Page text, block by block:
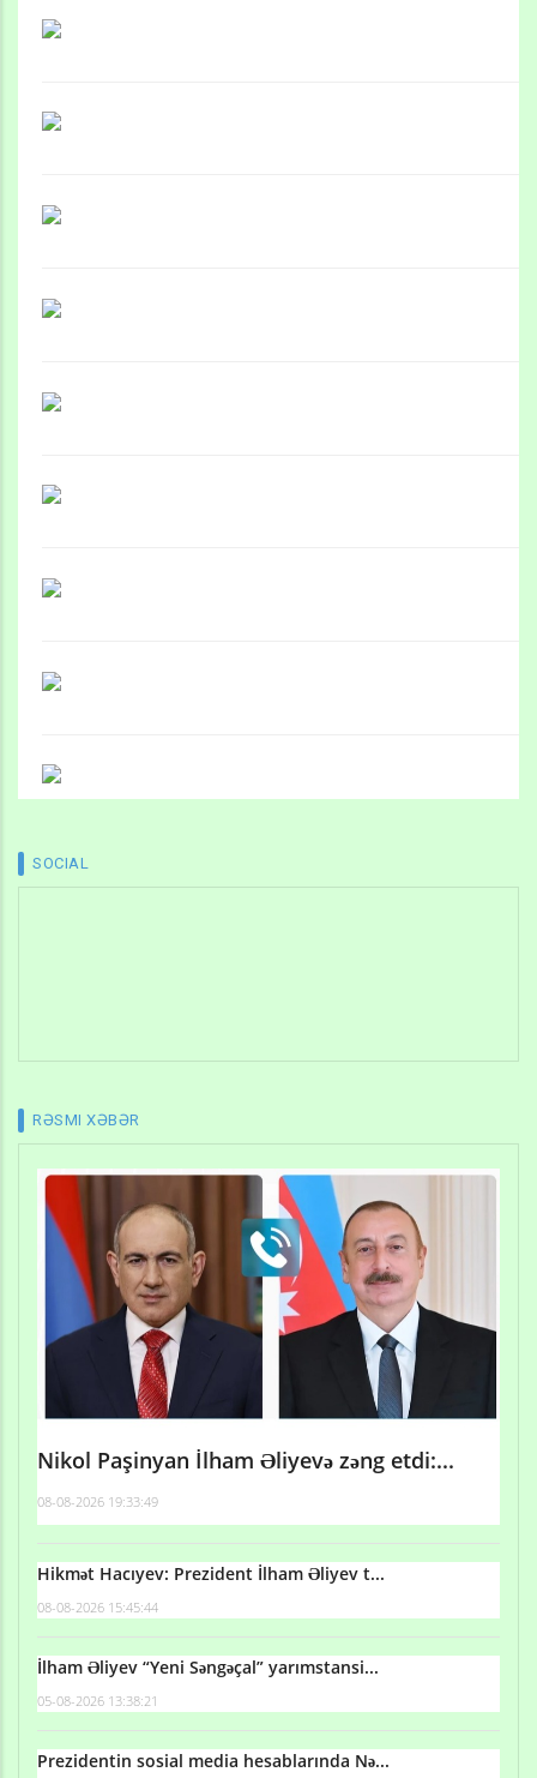
SOCIAL
RƏSMI XƏBƏR
Nikol Paşinyan İlham Əliyevə zəng etdi:...
08-08-2026 19:33:49
Hikmət Hacıyev: Prezident İlham Əliyev t...
08-08-2026 15:45:44
İlham Əliyev “Yeni Səngəçal” yarımstansi...
05-08-2026 13:38:21
Prezidentin sosial media hesablarında Nə...